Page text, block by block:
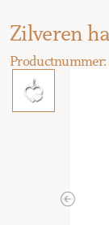
Zilveren
Previous